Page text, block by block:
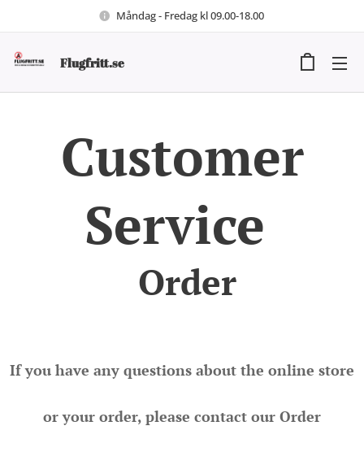
Måndag - Fredag kl 09.00-18.00
Flugfritt.se
Customer
Service
Order
If you have any questions about the online store
or your order, please contact our Order